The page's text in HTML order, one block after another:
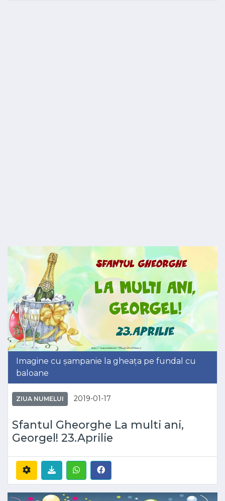
Imagine cu șampanie la gheața pe fundal cu
baloane
ZIUA NUMELUI 2019-01-17
Sfantul Gheorghe La multi ani,
Georgel! 23.Aprilie